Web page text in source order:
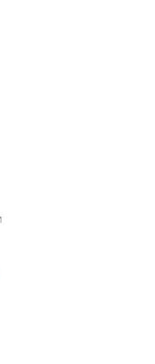
1